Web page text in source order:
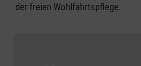
der freien Wohlfahrtspflege.